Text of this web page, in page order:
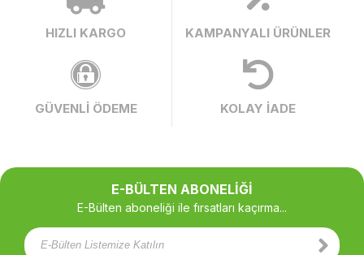
HIZLI KARGO KAMPANYALI ÜRÜNLER
GÜVENLİ ÖDEME KOLAY İADE
E-BÜLTEN ABONELİĞİ
E-Bülten aboneliği ile fırsatları kaçırma...